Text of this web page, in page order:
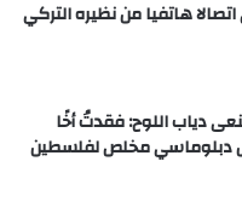
اتصالا هاتفيا من نظيره التركي
دياب اللوح: فقدتُ أخًا
دبلوماسي مخلص لفلسطين